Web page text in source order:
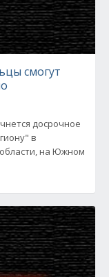
смогут
досрочное
в
на Южном